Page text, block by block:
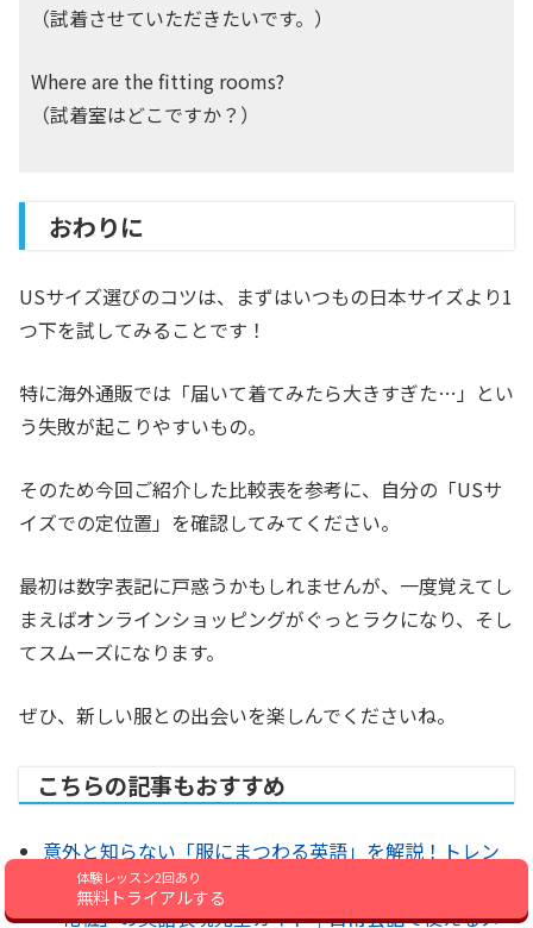
体験レッスン2回あり
無料トライアルする
（試着させていただきたいです。）
Where are the fitting rooms?
（試着室はどこですか？）
おわりに
USサイズ選びのコツは、まずはいつもの日本サイズより1
つ下を試してみることです！
特に海外通販では「届いて着てみたら大きすぎた…」とい
う失敗が起こりやすいもの。
そのため今回ご紹介した比較表を参考に、自分の「USサ
イズでの定位置」を確認してみてください。
最初は数字表記に戸惑うかもしれませんが、一度覚えてし
まえばオンラインショッピングがぐっとラクになり、そし
てスムーズになります。
ぜひ、新しい服との出会いを楽しんでくださいね。
こちらの記事もおすすめ
意外と知らない「服にまつわる英語」を解説！トレン
ドライクな単語を覚えてオシャレに使いこなそう！
「化粧」の英語表現完全ガイド｜日常会話で使えるメ